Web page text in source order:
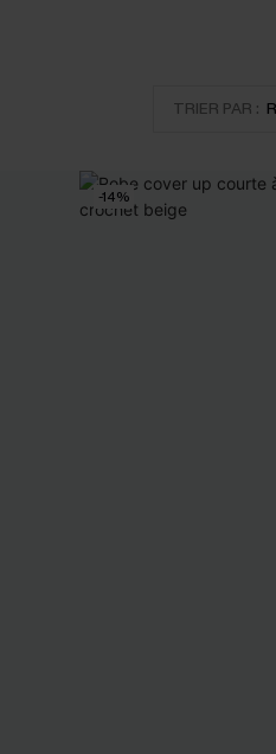
TRIER PAR :
-14%